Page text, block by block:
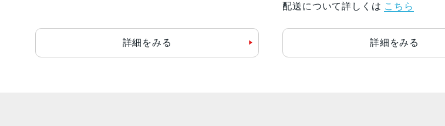
詳細をみる
配送について詳しくは こちら
詳細をみる